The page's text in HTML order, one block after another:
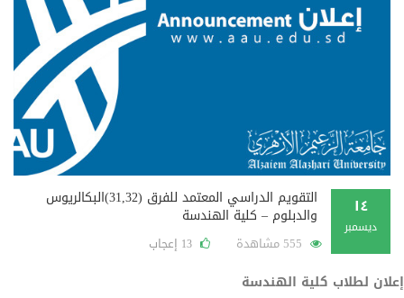
١٤
ديسمبر
التقويم الدراسي المعتمد للفرق (31,32)البكالريوس
والدبلوم – كلية الهندسة
13 إعجاب
إعلان لطلاب كلية الهندسة